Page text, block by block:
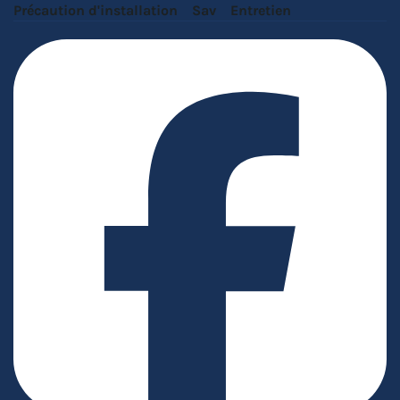
Précaution d'installation
Sav Entretien